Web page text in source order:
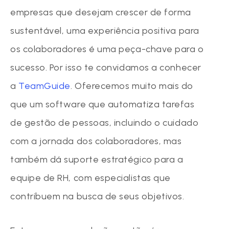
empresas que desejam crescer de forma
sustentável, uma experiência positiva para
os colaboradores é uma peça-chave para o
sucesso. Por isso te convidamos a conhecer
a TeamGuide. Oferecemos muito mais do
que um software que automatiza tarefas
de gestão de pessoas, incluindo o cuidado
com a jornada dos colaboradores, mas
também dá suporte estratégico para a
equipe de RH, com especialistas que
contribuem na busca de seus objetivos.